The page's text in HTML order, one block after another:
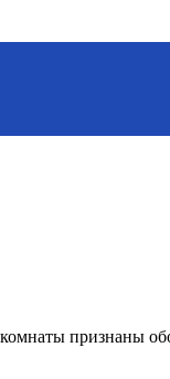
признаны